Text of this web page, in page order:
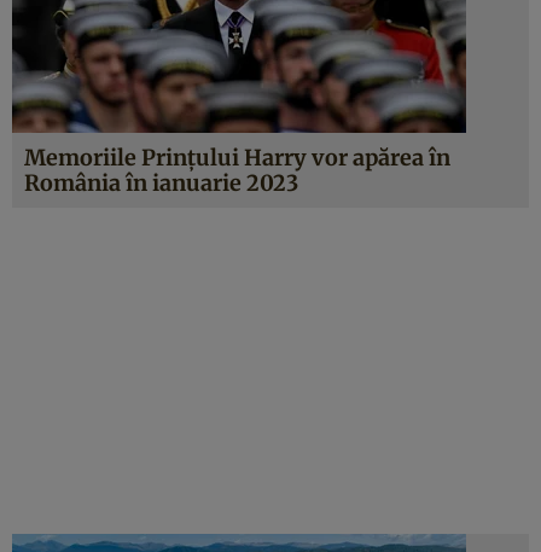
Memoriile Prințului Harry vor apărea în
România în ianuarie 2023